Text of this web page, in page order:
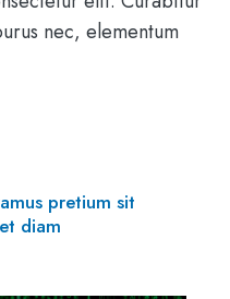
nec, elementum
pretium sit
diam